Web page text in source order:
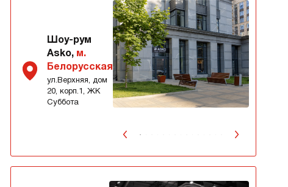
Шоу-рум
Asko, м.
Белорусская
ул.Верхняя, дом
20, корп.1, ЖК
Суббота